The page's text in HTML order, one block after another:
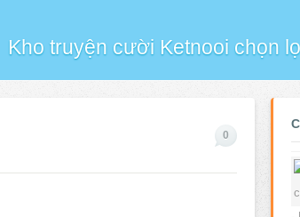
Kho truyện cười Ketnooi chọn
0